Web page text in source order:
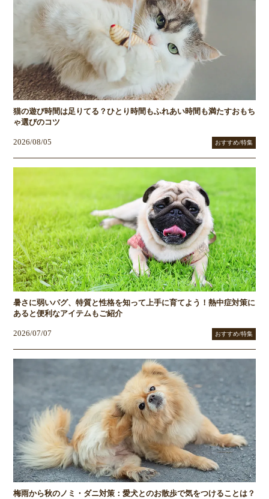
猫の遊び時間は足りてる？ひとり時間もふれあい時間も満たすおもち
ゃ選びのコツ
2026/08/05 おすすめ/特集
暑さに弱いパグ、特質と性格を知って上手に育てよう！熱中症対策に
あると便利なアイテムもご紹介
2026/07/07 おすすめ/特集
梅雨から秋のノミ・ダニ対策：愛犬とのお散歩で気をつけることは？